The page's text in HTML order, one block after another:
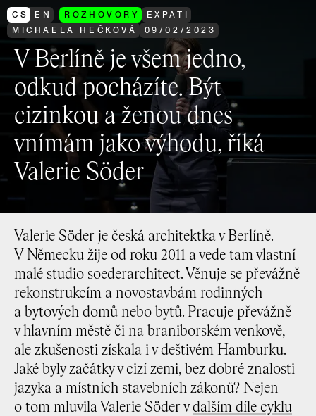
CS EN ROZHOVORY
EXPATI
MICHAELA HEČKOVÁ
09 /02 /2023
V Berlíně je všem jedno,
odkud pocházíte. Být
cizinkou a ženou dnes
vnímám jako výhodu, říká
Valerie Söder
Valerie Söder je česká architektka v Berlíně.
V Německu žije od roku 2011 a vede tam vlastní
malé studio soederarchitect. Věnuje se převážně
rekonstrukcím a novostavbám rodinných
a bytových domů nebo bytů. Pracuje převážně
v hlavním městě či na braniborském venkově,
ale zkušenosti získala i v deštivém Hamburku.
Jaké byly začátky v cizí zemi, bez dobré znalosti
jazyka a místních stavebních zákonů? Nejen
o tom mluvila Valerie Söder vdalším díle cyklu